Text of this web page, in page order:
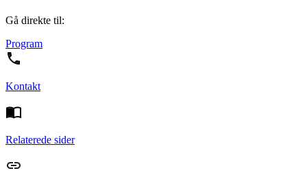
Gå direkte til:
Program
Kontakt
Relaterede sider